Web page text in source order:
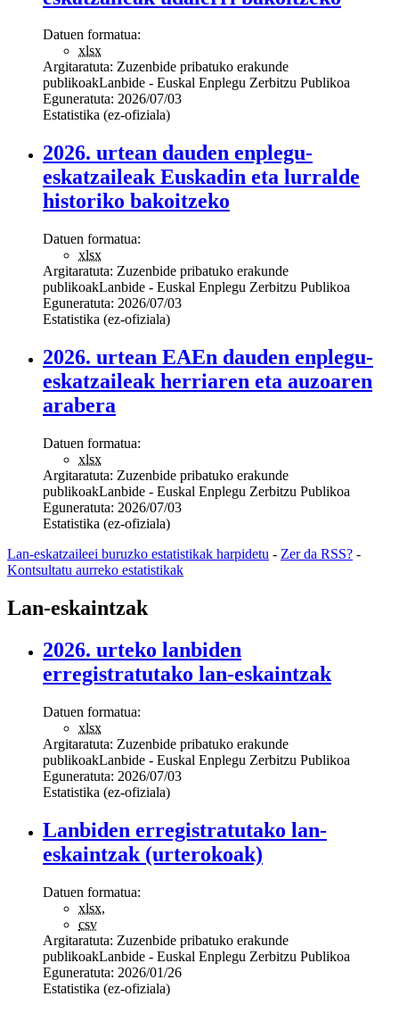
Datuen formatua:
xlsx
Argitaratuta: Zuzenbide pribatuko erakunde
publikoakLanbide - Euskal Enplegu Zerbitzu Publikoa
Eguneratuta: 2026/07/03
Estatistika (ez-ofiziala)
2026. urtean dauden enplegu-
eskatzaileak Euskadin eta lurralde
historiko bakoitzeko
Datuen formatua:
xlsx
Argitaratuta: Zuzenbide pribatuko erakunde
publikoakLanbide - Euskal Enplegu Zerbitzu Publikoa
Eguneratuta: 2026/07/03
Estatistika (ez-ofiziala)
2026. urtean EAEn dauden enplegu-
eskatzaileak herriaren eta auzoaren
arabera
Datuen formatua:
xlsx
Argitaratuta: Zuzenbide pribatuko erakunde
publikoakLanbide - Euskal Enplegu Zerbitzu Publikoa
Eguneratuta: 2026/07/03
Estatistika (ez-ofiziala)
Lan-eskatzaileei buruzko estatistikak harpidetu - Zer da RSS? -
Kontsultatu aurreko estatistikak
Lan-eskaintzak
2026. urteko lanbiden
erregistratutako lan-eskaintzak
Datuen formatua:
xlsx
Argitaratuta: Zuzenbide pribatuko erakunde
publikoakLanbide - Euskal Enplegu Zerbitzu Publikoa
Eguneratuta: 2026/07/03
Estatistika (ez-ofiziala)
Lanbiden erregistratutako lan-
eskaintzak (urterokoak)
Datuen formatua:
xlsx,
csv
Argitaratuta: Zuzenbide pribatuko erakunde
publikoakLanbide - Euskal Enplegu Zerbitzu Publikoa
Eguneratuta: 2026/01/26
Estatistika (ez-ofiziala)